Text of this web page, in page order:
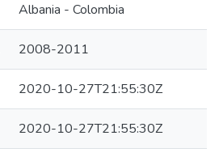
Albania - Colombia
2008-2011
2020-10-27T21:55:30Z
2020-10-27T21:55:30Z